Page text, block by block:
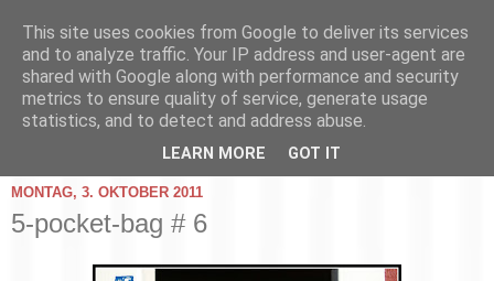
MONTAG, 3. OKTOBER 2011
5-pocket-bag # 6
This site uses cookies from Google to deliver its services
and to analyze traffic. Your IP address and user-agent are
shared with Google along with performance and security
metrics to ensure quality of service, generate usage
statistics, and to detect and address abuse.
LEARN MORE GOT IT